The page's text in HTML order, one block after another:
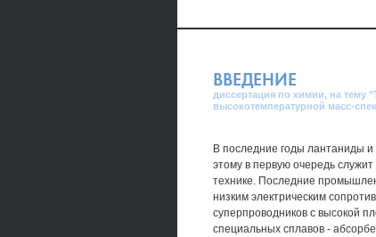
ВВЕДЕНИЕ
диссертация по химии, на тему
высокотемпературной масс-
В последние годы лантаниды
этому в первую очередь
технике. Последние
низким электрическим
суперпроводников с высокой
специальных сплавов -